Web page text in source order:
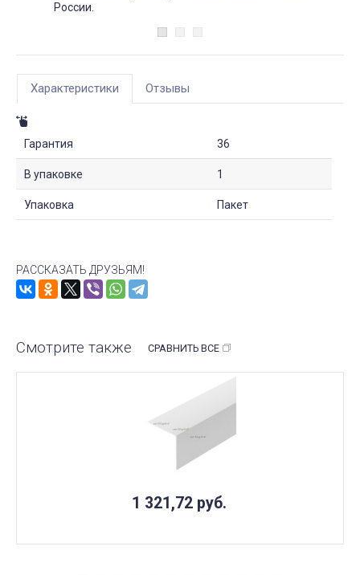
России.
Характеристики Отзывы
Гарантия 36
В упаковке 1
Упаковка Пакет
РАССКАЗАТЬ ДРУЗЬЯМ!
Смотрите также СРАВНИТЬ ВСЕ
1 321,72 руб.